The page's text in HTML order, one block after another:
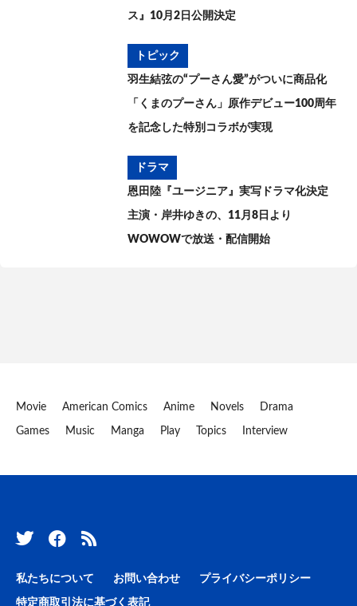
ス』10月2日公開決定
トピック
羽生結弦の“プーさん愛”がついに商品化
「くまのプーさん」原作デビュー100周年
を記念した特別コラボが実現
ドラマ
恩田陸『ユージニア』実写ドラマ化決定
主演・岸井ゆきの、11月8日より
WOWOWで放送・配信開始
Movie American Comics Anime Novels Drama
Games Music Manga Play Topics Interview
私たちについて お問い合わせ プライバシーポリシー
特定商取引法に基づく表記